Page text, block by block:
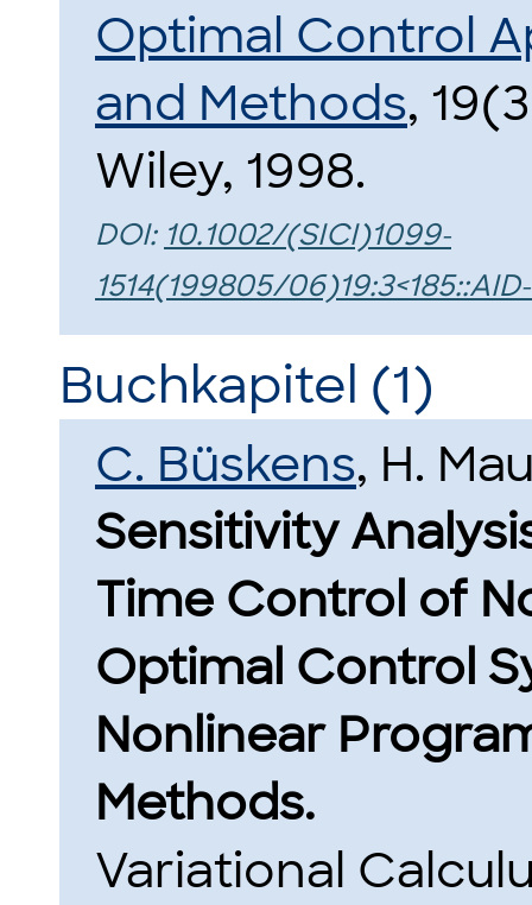
Optimal Control
and Methods,
Wiley, 1998.
DOI: 10.1002/(SICI)1099-
1514(199805/
Buchkapitel (1)
C. Büskens, H.
Sensitivity
Time Control of
Optimal Control
Nonlinear
Methods.
Variational